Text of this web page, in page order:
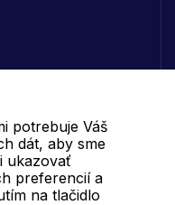
potrebuje Váš
dát, aby sme
ukazovať
preferencií a
na tlačidlo